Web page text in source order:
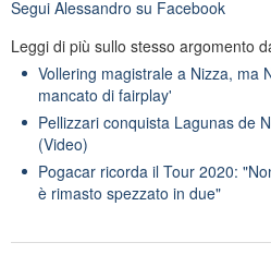
Segui Alessandro su Facebook
Leggi di più sullo stesso argomento
Vollering magistrale a Nizza, ma
mancato di fairplay'
Pellizzari conquista Lagunas de
(Video)
Pogacar ricorda il Tour 2020:
è rimasto spezzato in due"